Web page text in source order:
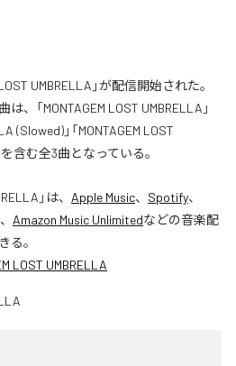
UMBRELLA」が配信開始された。
、「MONTAGEM LOST UMBRELLA」
(Slowed)」「MONTAGEM LOST
含む全3曲となっている。
」は、 Apple Music、 Spotify、
、 Amazon Music Unlimitedなどの音楽配
る。
LOST UMBRELLA